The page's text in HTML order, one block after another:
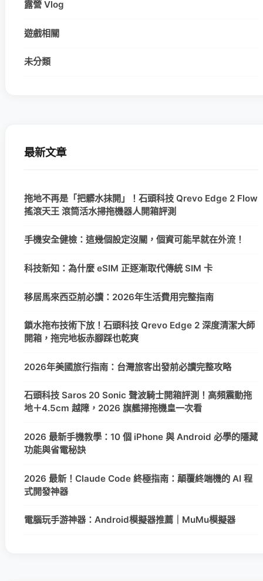
露營 Vlog
遊戲相關
未分類
最新文章
拖地不再是「把髒水抹開」！石頭科技 Qrevo Edge 2 Flow
搖滾天王 滾筒活水掃拖機器人開箱評測
手機安全健檢：這幾個設定沒關，個資可能早就在外流！
科技新知：為什麼 eSIM 正逐漸取代傳統 SIM 卡
移居馬來西亞前必讀：2026年生活費用完整指南
鎖水拖布技術下放！石頭科技 Qrevo Edge 2 深度清潔大師
開箱，拖完地板赤腳踩也乾爽
2026年美國旅行指南：台灣旅客出發前必讀完整攻略
石頭科技 Saros 20 Sonic 聲波騎士開箱評測！高頻震動拖
地＋4.5cm 越障，2026 旗艦掃拖機皇一次看
2026 最新手機教學：10 個 iPhone 與 Android 必學的隱藏
功能與省電秘訣
2026 最新！Claude Code 終極指南：顛覆終端機的 AI 程
式開發神器
電腦玩手游神器：Android模擬器推薦｜MuMu模擬器